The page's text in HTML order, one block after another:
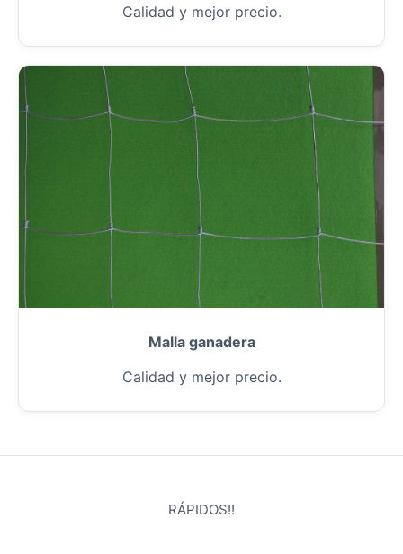
Calidad y mejor precio.
Malla ganadera
Calidad y mejor precio.
RÁPIDOS!!